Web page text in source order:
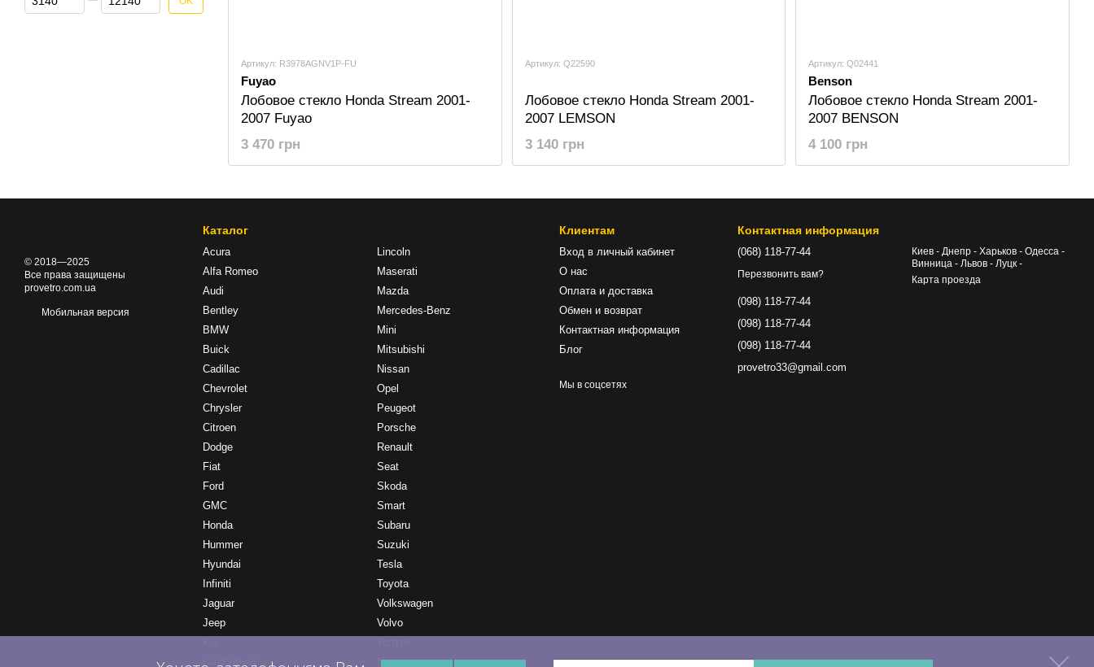
Артикул: R3978AGNV1P-FU
Fuyao
Лобовое стекло Honda Stream 2001-
2007 Fuyao
3 470 грн
Артикул: Q22590
Лобовое стекло Honda Stream 2001-
2007 LEMSON
3 140 грн
Артикул: Q02441
Benson
Лобовое стекло Honda Stream 2001-
2007 BENSON
4 100 грн
© 2018—2025
Все права защищены
provetro.com.ua
Мобильная версия
Каталог
Acura
Alfa Romeo
Audi
Bentley
BMW
Buick
Cadillac
Chevrolet
Chrysler
Citroen
Dodge
Fiat
Ford
GMC
Honda
Hummer
Hyundai
Infiniti
Jaguar
Jeep
Lincoln
Maserati
Mazda
Mercedes-Benz
Mini
Mitsubishi
Nissan
Opel
Peugeot
Porsche
Renault
Seat
Skoda
Smart
Subaru
Suzuki
Tesla
Toyota
Volkswagen
Volvo
New
Клиентам
Вход в личный кабинет
О нас
Оплата и доставка
Обмен и возврат
Контактная информация
Блог
Мы в соцсетях
Контактная информация
(068) 118-77-44
Перезвонить вам?
(098) 118-77-44
(098) 118-77-44
(098) 118-77-44
provetro33@gmail.com
Киев - Днепр - Харьков - Одесса -
Винница - Львов - Луцк -
Карта проезда